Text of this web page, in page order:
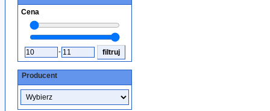
Cena
-
Producent